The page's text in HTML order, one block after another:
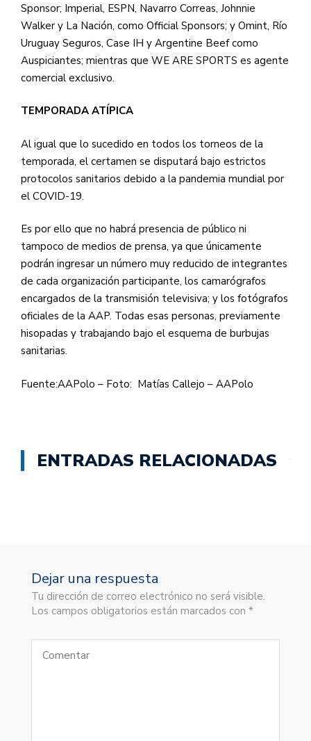
Sponsor; Imperial, ESPN, Navarro Correas, Johnnie
Walker y La Nación, como Official Sponsors; y Omint, Río
Uruguay Seguros, Case IH y Argentine Beef como
Auspiciantes; mientras que WE ARE SPORTS es agente
comercial exclusivo.
TEMPORADA ATÍPICA
Al igual que lo sucedido en todos los torneos de la
temporada, el certamen se disputará bajo estrictos
protocolos sanitarios debido a la pandemia mundial por
el COVID-19.
Es por ello que no habrá presencia de público ni
tampoco de medios de prensa, ya que únicamente
podrán ingresar un número muy reducido de integrantes
de cada organización participante, los camarógrafos
encargados de la transmisión televisiva; y los fotógrafos
oficiales de la AAP. Todas esas personas, previamente
hisopadas y trabajando bajo el esquema de burbujas
sanitarias.
Fuente:AAPolo – Foto: Matías Callejo – AAPolo
ENTRADAS RELACIONADAS
Dejar una respuesta
Tu dirección de correo electrónico no será visible.
Los campos obligatorios están marcados con *